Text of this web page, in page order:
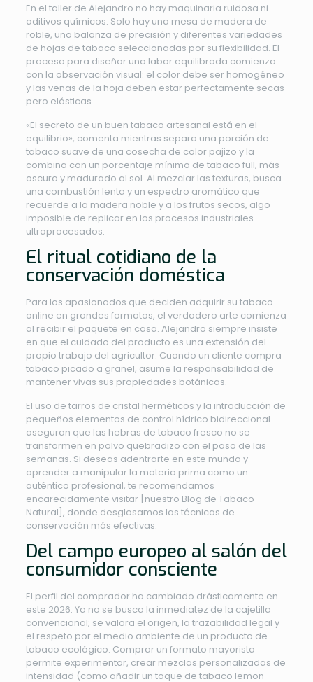
En el taller de Alejandro no hay maquinaria ruidosa ni
aditivos químicos. Solo hay una mesa de madera de
roble, una balanza de precisión y diferentes variedades
de hojas de tabaco seleccionadas por su flexibilidad. El
proceso para diseñar una labor equilibrada comienza
con la observación visual: el color debe ser homogéneo
y las venas de la hoja deben estar perfectamente secas
pero elásticas.
«El secreto de un buen tabaco artesanal está en el
equilibrio», comenta mientras separa una porción de
tabaco suave de una cosecha de color pajizo y la
combina con un porcentaje mínimo de tabaco full, más
oscuro y madurado al sol. Al mezclar las texturas, busca
una combustión lenta y un espectro aromático que
recuerde a la madera noble y a los frutos secos, algo
imposible de replicar en los procesos industriales
ultraprocesados.
El ritual cotidiano de la
conservación doméstica
Para los apasionados que deciden adquirir su tabaco
online en grandes formatos, el verdadero arte comienza
al recibir el paquete en casa. Alejandro siempre insiste
en que el cuidado del producto es una extensión del
propio trabajo del agricultor. Cuando un cliente compra
tabaco picado a granel, asume la responsabilidad de
mantener vivas sus propiedades botánicas.
El uso de tarros de cristal herméticos y la introducción de
pequeños elementos de control hídrico bidireccional
aseguran que las hebras de tabaco fresco no se
transformen en polvo quebradizo con el paso de las
semanas. Si deseas adentrarte en este mundo y
aprender a manipular la materia prima como un
auténtico profesional, te recomendamos
encarecidamente visitar [nuestro Blog de Tabaco
Natural], donde desglosamos las técnicas de
conservación más efectivas.
Del campo europeo al salón del
consumidor consciente
El perfil del comprador ha cambiado drásticamente en
este 2026. Ya no se busca la inmediatez de la cajetilla
convencional; se valora el origen, la trazabilidad legal y
el respeto por el medio ambiente de un producto de
tabaco ecológico. Comprar un formato mayorista
permite experimentar, crear mezclas personalizadas de
intensidad (como añadir un toque de tabaco lemon